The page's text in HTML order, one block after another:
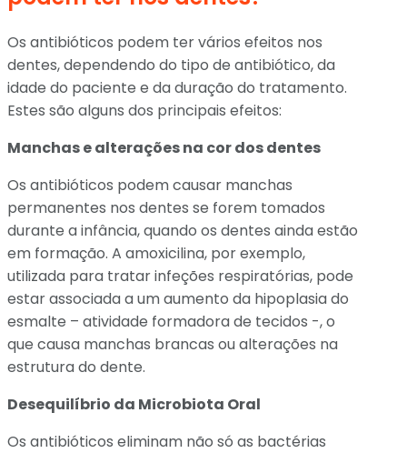
Os antibióticos podem ter vários efeitos nos
dentes, dependendo do tipo de antibiótico, da
idade do paciente e da duração do tratamento.
Estes são alguns dos principais efeitos:
Manchas e alterações na cor dos dentes
Os antibióticos podem causar manchas
permanentes nos dentes se forem tomados
durante a infância, quando os dentes ainda estão
em formação. A amoxicilina, por exemplo,
utilizada para tratar infeções respiratórias, pode
estar associada a um aumento da hipoplasia do
esmalte – atividade formadora de tecidos -, o
que causa manchas brancas ou alterações na
estrutura do dente.
Desequilíbrio da Microbiota Oral
Os antibióticos eliminam não só as bactérias